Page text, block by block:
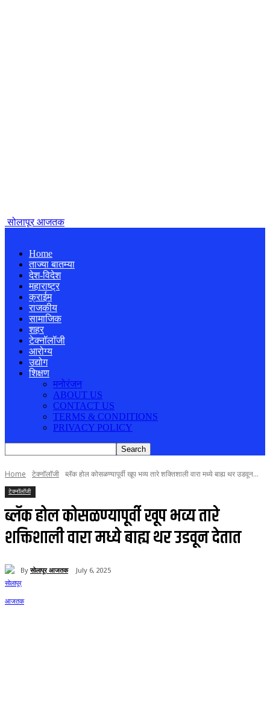
सोलापूर आजतक
Home
ताज्या बातम्या
देश-विदेश
महाराष्ट्र
क्राईम
राजकीय
सामाजिक
शहर
टेक्नॉलॉजी
आरोग्य
उद्योग
शिक्षण
मनोरंजन
ABOUT US
CONTACT US
TERMS & CONDITIONS
PRIVACY POLICY
Home टेक्नॉलॉजी ब्लॅक होल कोसळण्यापूर्वी खूप भव्य तारे शक्तिशाली वारा मध्ये बाह्य थर उडवून...
टेक्नॉलॉजी
ब्लॅक होल कोसळण्यापूर्वी खूप भव्य तारे
शक्तिशाली वारा मध्ये बाह्य थर उडवून देतात
By सोलापूर आजतक July 6, 2025